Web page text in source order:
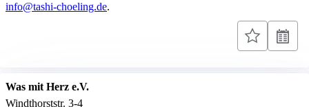
info@tashi-choeling.de.
Was mit Herz e.V.
Windthorststr. 3-4